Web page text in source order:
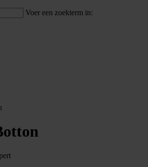
Voer een zoekterm in: